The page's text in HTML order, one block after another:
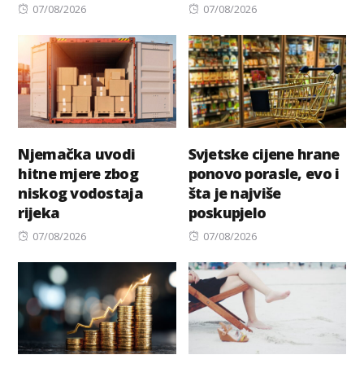
Posted
07/08/2026
Posted
07/08/2026
Njemačka uvodi
hitne mjere zbog
niskog vodostaja
rijeka
Posted
07/08/2026
Svjetske cijene hrane
ponovo porasle, evo i
šta je najviše
poskupjelo
Posted
07/08/2026